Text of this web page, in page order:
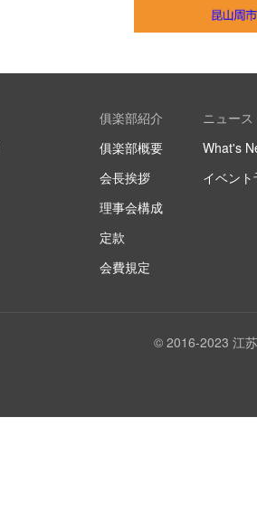
俱楽部紹介
俱楽部概要
会長挨拶
理事会構成
定款
会費規定
ニュース
What's
イベン
© 2016-2023 江